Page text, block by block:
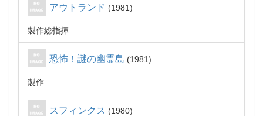
アウトランド 1981
製作総指揮
恐怖！謎の幽霊島 1981
製作
スフィンクス 1980